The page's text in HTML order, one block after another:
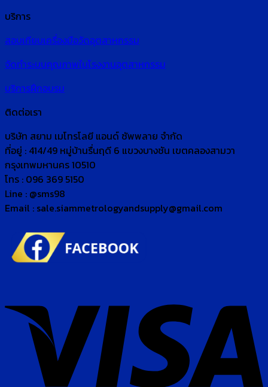
บริการ
สอบเทียบเครื่องมือวัดอุตสาหกรรม
จัดทำระบบคุณภาพในโรงงานอุตสาหกรรม
บริการฝึกอบรม
ติดต่อเรา
บริษัท สยาม เมโทรโลยี แอนด์ ซัพพลาย จำกัด
ที่อยู่ : 414/49 หมู่บ้านรื่นฤดี 6 แขวงบางชัน เขตคลองสามวา
กรุงเทพมหานคร 10510
โทร : 096 369 5150
Line : @sms98
Email : sale.siammetrologyandsupply@gmail.com